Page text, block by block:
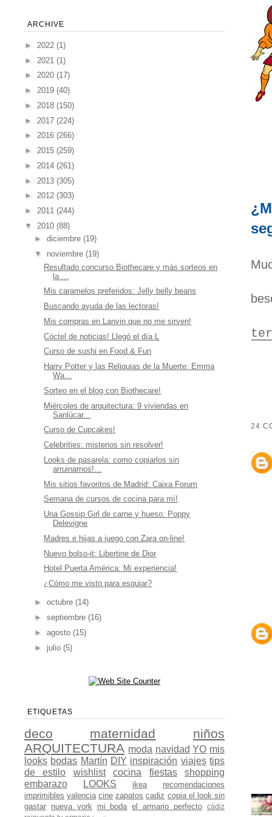
24
ARCHIVE
► 2022 (1)
► 2021 (1)
► 2020 (17)
► 2019 (40)
► 2018 (150)
► 2017 (224)
► 2016 (266)
► 2015 (259)
► 2014 (261)
► 2013 (305)
► 2012 (303)
► 2011 (244)
▼ 2010 (88)
► diciembre (19)
▼ noviembre (19)
Resultado concurso Biothecare y más sorteos en
la ...
Mis caramelos preferidos: Jelly belly beans
Buscando ayuda de las lectoras!
Mis compras en Lanvin que no me sirven!
Cóctel de noticias! Llegó el día L
Curso de sushi en Food & Fun
Harry Potter y las Reliquias de la Muerte: Emma
Wa...
Sorteo en el blog con Biothecare!
Miércoles de arquitectura: 9 viviendas en
Sanlúcar...
Curso de Cupcakes!
Celebrities: misterios sin resolver!
Looks de pasarela: como copiarlos sin
arruinarnos!...
Mis sitios favoritos de Madrid: Caixa Forum
Semana de cursos de cocina para mí!
Una Gossip Girl de carne y hueso: Poppy
Delevigne
Madres e hijas a juego con Zara on-line!
Nuevo bolso-it: Libertine de Dior
Hotel Puerta América: Mi experiencia!
¿Cómo me visto para esquiar?
► octubre (14)
► septiembre (16)
► agosto (15)
► julio (5)
ETIQUETAS
deco maternidad
niños
ARQUITECTURA moda navidad YO mis
looks bodas Martín DIY inspiración viajes tips
de estilo
wishlist cocina fiestas
shopping
embarazo
LOOKS ikea
recomendaciones
imprimibles valencia cine zapatos cadiz copia el look sin
gastar nueva york mi boda el armario perfecto
cádiz